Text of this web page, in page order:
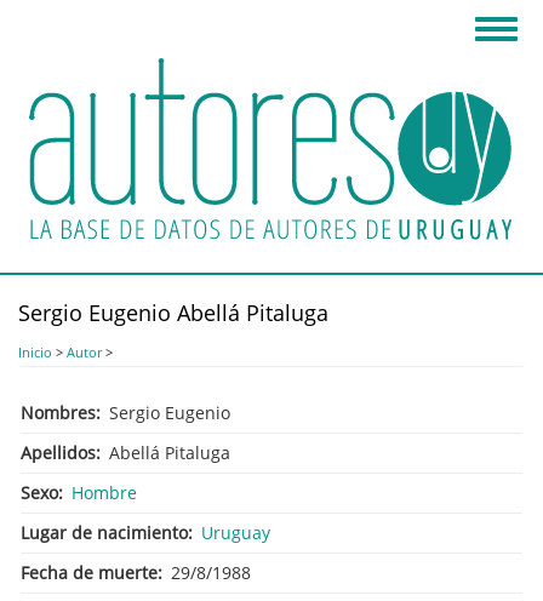
principal
Sergio Eugenio Abellá Pitaluga
Inicio > Autor>
Nombres Sergio Eugenio
Apellidos Abellá Pitaluga
Sexo
Hombre
Lugar de nacimiento
Uruguay
Fecha de muerte
29/8/1988